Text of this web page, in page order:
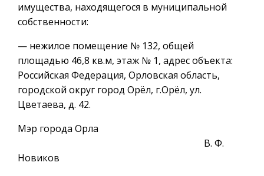
имущества, находящегося в муниципальной
собственности:
— нежилое помещение № 132, общей
площадью 46,8 кв.м, этаж № 1, адрес объекта:
Российская Федерация, Орловская область,
городской округ город Орёл, г.Орёл, ул.
Цветаева, д. 42.
Мэр города Орла
В. Ф.
Новиков